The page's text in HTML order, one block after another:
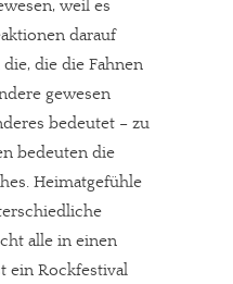
weil es
darauf
die die Fahnen
gewesen
bedeutet – zu
bedeuten die
Heimatgefühle
alle in einen
ein Rockfestival